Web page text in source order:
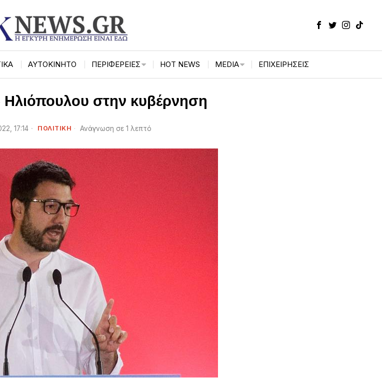
ΑΥΤΟΚΙΝΗΤΟ ΠΕΡΙΦΈΡΕΙΕΣ HOT NEWS MEDIA ΕΠΙΧΕΙΡΉΣΕΙΣ
στην κυβέρνηση
17:14 ΠΟΛΙΤΙΚΗ Ανάγνωση σε 1 λεπτό